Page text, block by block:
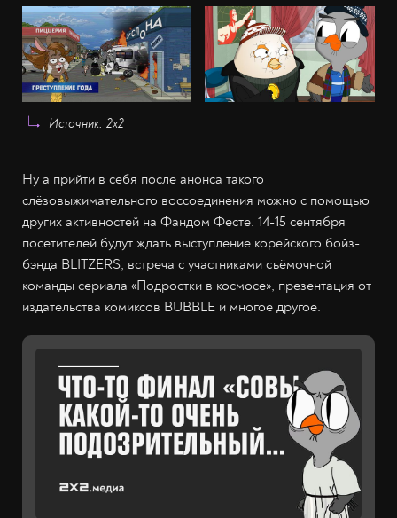
Источник: 2x2
Ну а прийти в себя после анонса такого
слёзовыжимательного воссоединения можно с помощью
других активностей на Фандом Фесте. 14-15 сентября
посетителей будут ждать выступление корейского бойз-
бэнда BLITZERS, встреча с участниками съёмочной
команды сериала «Подростки в космосе», презентация от
издательства комиксов BUBBLE и многое другое.